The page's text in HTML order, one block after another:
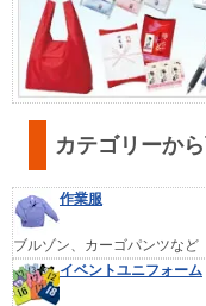
カテゴリーか
作業服
ブルゾン、カーゴパンツなど
イベントユニフォーム